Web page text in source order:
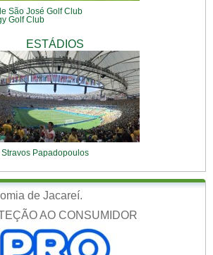
São José Golf Club
Golf Club
ESTÁDIOS
Stravos Papadopoulos
de Jacareí.
AO CONSUMIDOR